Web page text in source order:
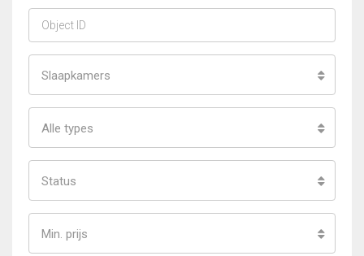
Slaapkamers
Alle types
Status
Min. prijs